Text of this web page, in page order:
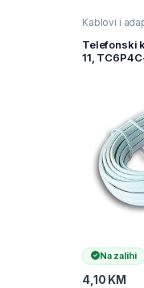
Kablovi i
Telefonski
11,
Na zalihi
4,10 KM